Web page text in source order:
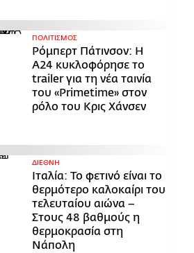
ΠΟΛΙΤΙΣΜΟΣ
Ρόμπερτ Πάτινσον: Η
Α24 κυκλοφόρησε το
trailer για τη νέα ταινία
του «Primetime» στον
ρόλο του Κρις Χάνσεν
ΔΙΕΘΝΗ
Ιταλία: Το φετινό είναι το
θερμότερο καλοκαίρι του
τελευταίου αιώνα –
Στους 48 βαθμούς η
θερμοκρασία στη
Νάπολη